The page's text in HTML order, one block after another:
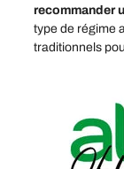
recommander
type de régime
traditionnels